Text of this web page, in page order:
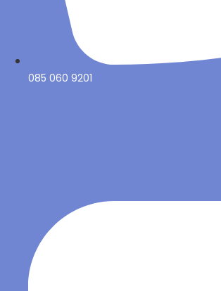
085 060 9201